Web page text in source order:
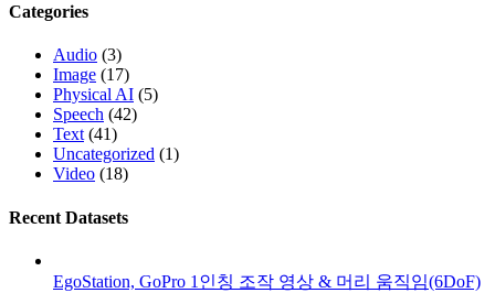
Categories
Audio (3)
Image (17)
Physical AI (5)
Speech (42)
Text (41)
Uncategorized (1)
Video (18)
Recent Datasets
EgoStation, GoPro 1인칭 조작 영상 & 머리 움직임(6DoF)